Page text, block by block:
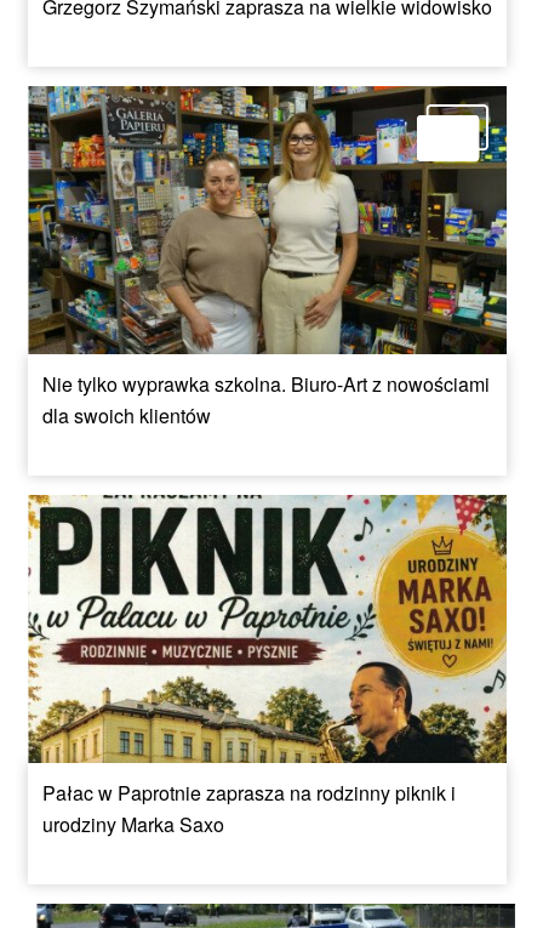
Grzegorz Szymański zaprasza na wielkie widowisko
Nie tylko wyprawka szkolna. Biuro-Art z nowościami
dla swoich klientów
Pałac w Paprotnie zaprasza na rodzinny piknik i
urodziny Marka Saxo